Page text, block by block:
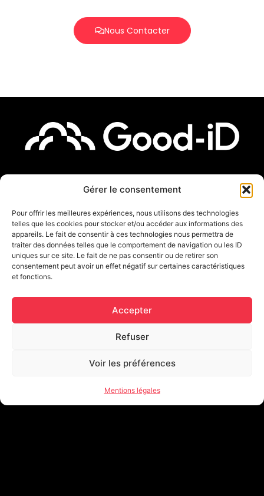
Gérer le consentement
Pour offrir les meilleures expériences, nous utilisons des technologies
telles que les cookies pour stocker et/ou accéder aux informations des
appareils. Le fait de consentir à ces technologies nous permettra de
traiter des données telles que le comportement de navigation ou les ID
uniques sur ce site. Le fait de ne pas consentir ou de retirer son
consentement peut avoir un effet négatif sur certaines caractéristiques
et fonctions.
Accepter
Refuser
Voir les préférences
Mentions légales
Nous Contacter